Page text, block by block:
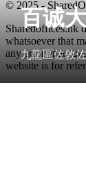
百诚
九龍區佐敦
© 2025 -
Sharedoffices.hk
whatsoever that
any error,
website is for